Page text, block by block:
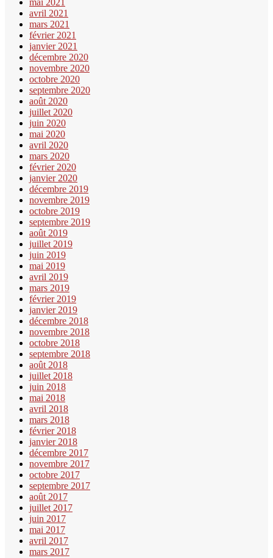
mai 2021
avril 2021
mars 2021
février 2021
janvier 2021
décembre 2020
novembre 2020
octobre 2020
septembre 2020
août 2020
juillet 2020
juin 2020
mai 2020
avril 2020
mars 2020
février 2020
janvier 2020
décembre 2019
novembre 2019
octobre 2019
septembre 2019
août 2019
juillet 2019
juin 2019
mai 2019
avril 2019
mars 2019
février 2019
janvier 2019
décembre 2018
novembre 2018
octobre 2018
septembre 2018
août 2018
juillet 2018
juin 2018
mai 2018
avril 2018
mars 2018
février 2018
janvier 2018
décembre 2017
novembre 2017
octobre 2017
septembre 2017
août 2017
juillet 2017
juin 2017
mai 2017
avril 2017
mars 2017